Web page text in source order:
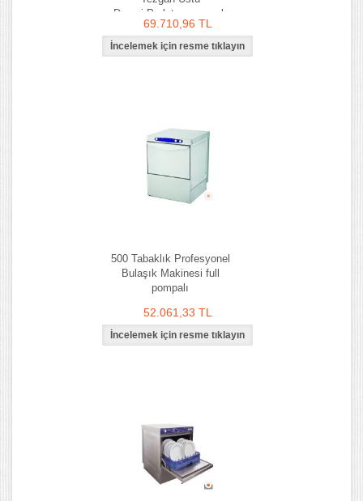
Drenaj,Parlatıcı pompalı
69.710,96 TL
500 Tabaklık Profesyonel
Bulaşık Makinesi full
pompalı
52.061,33 TL